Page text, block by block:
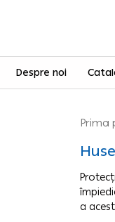
Despre noi
Prima
a